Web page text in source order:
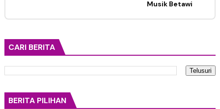
Musik Betawi
CARI BERITA
BERITA PILIHAN